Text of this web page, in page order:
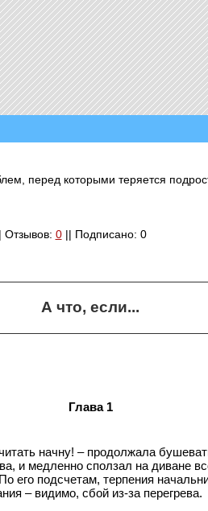
перед которыми теряется
0|| Подписано: 0
А что, если...
Глава 1
начну! – продолжала
и медленно сползал на диване
его подсчетам, терпения
– видимо, сбой из-за перегрева.